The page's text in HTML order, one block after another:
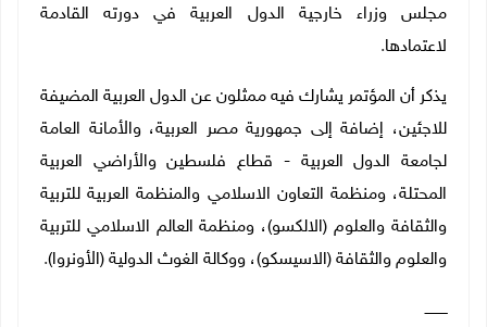
مجلس وزراء خارجية الدول العربية في دورته القادمة
لاعتمادها.
يذكر أن المؤتمر يشارك فيه ممثلون عن الدول العربية المضيفة
للاجئين، إضافة إلى جمهورية مصر العربية، والأمانة العامة
لجامعة الدول العربية - قطاع فلسطين والأراضي العربية
المحتلة، ومنظمة التعاون الاسلامي والمنظمة العربية للتربية
والثقافة والعلوم (الالكسو)، ومنظمة العالم الاسلامي للتربية
والعلوم والثقافة (الاسيسكو)، ووكالة الغوث الدولية (الأونروا).
ــــــــــ